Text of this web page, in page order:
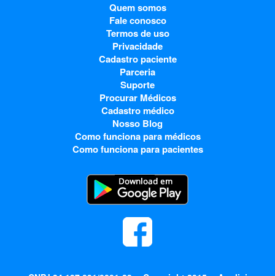
Quem somos
Fale conosco
Termos de uso
Privacidade
Cadastro paciente
Parceria
Suporte
Procurar Médicos
Cadastro médico
Nosso Blog
Como funciona para médicos
Como funciona para pacientes